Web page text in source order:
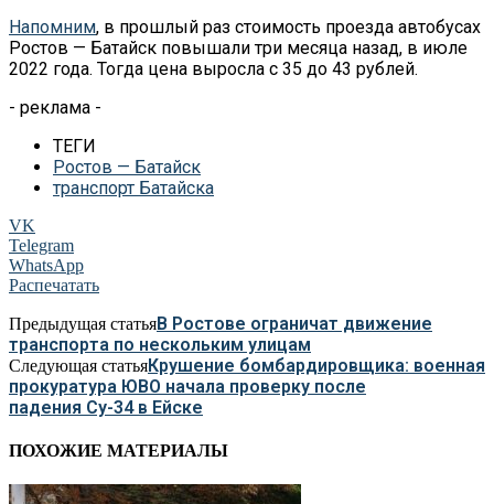
Напомним, в прошлый раз стоимость проезда автобусах
Ростов — Батайск повышали три месяца назад, в июле
2022 года. Тогда цена выросла с 35 до 43 рублей.
- реклама -
ТЕГИ
Ростов — Батайск
транспорт Батайска
VK
Telegram
WhatsApp
Распечатать
Предыдущая статьяВ Ростове ограничат движение
транспорта по нескольким улицам
Следующая статьяКрушение бомбардировщика: военная
прокуратура ЮВО начала проверку после
падения Су-34 в Ейске
ПОХОЖИЕ МАТЕРИАЛЫ